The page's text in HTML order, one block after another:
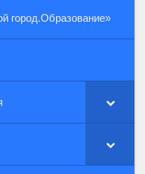
город.Образование»